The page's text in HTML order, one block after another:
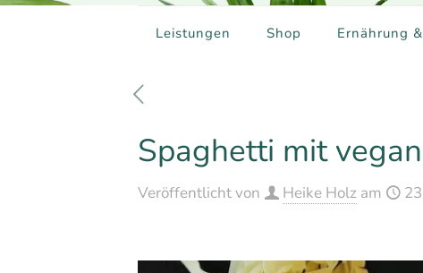
Leistungen Shop Ernährung
Spaghetti mit
Veröffentlicht von Heike Holz am